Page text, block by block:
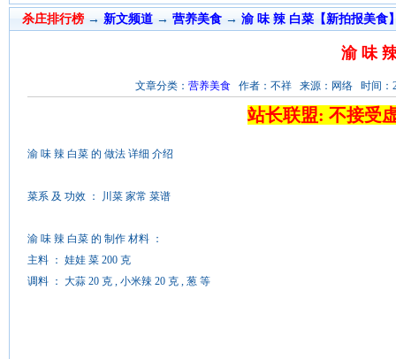
杀庄排行榜 → 新文频道→ 营养美食 → 渝 味 辣 白菜【新拍报美食
渝 味
文章分类： 营养美食 作者：不祥 来源：网络 时间：
站长联盟: 不接受
渝 味 辣 白菜 的 做法 详细 介绍
菜系 及 功效 ： 川菜 家常 菜谱
渝 味 辣 白菜 的 制作 材料 ：
主料 ： 娃娃 菜 200 克
调料 ： 大蒜 20 克 , 小米辣 20 克 , 葱 等